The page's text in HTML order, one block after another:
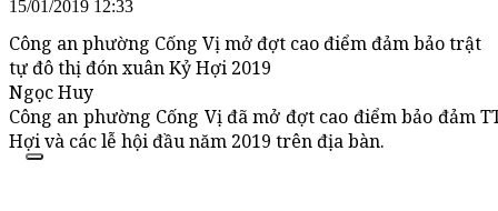
15/01/2019 12:33
Công an phường Cống Vị mở đợt cao điểm đảm bảo trật
tự đô thị đón xuân Kỷ Hợi 2019
Ngọc Huy
Công an phường Cống Vị đã mở đợt cao điểm bảo đảm
Hợi và các lễ hội đầu năm 2019 trên địa bàn.